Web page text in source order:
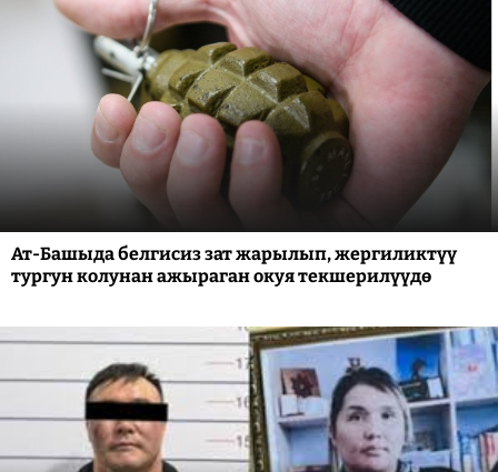
Ат-Башыда белгисиз зат жарылып, жергиликтүү
тургун колунан ажыраган окуя текшерилүүдө